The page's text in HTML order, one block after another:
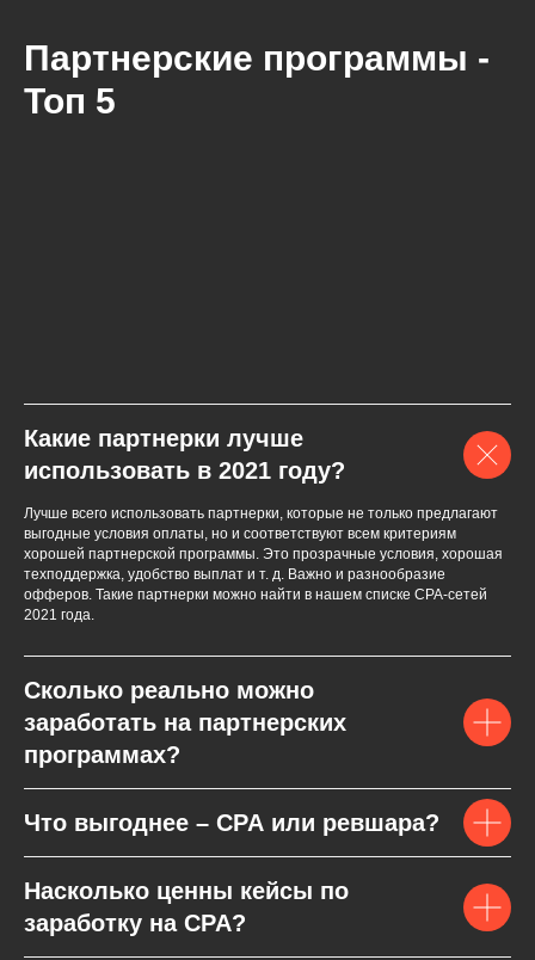
Партнерские программы -
Топ 5
Какие партнерки лучше
использовать в 2021 году?
Лучше всего использовать партнерки, которые не только предлагают
выгодные условия оплаты, но и соответствуют всем критериям
хорошей партнерской программы. Это прозрачные условия, хорошая
техподдержка, удобство выплат и т. д. Важно и разнообразие
офферов. Такие партнерки можно найти в нашем списке СPA-сетей
2021 года.
Сколько реально можно
заработать на партнерских
программах?
Что выгоднее – CPA или ревшара?
Насколько ценны кейсы по
заработку на CPA?